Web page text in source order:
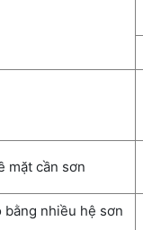
mặt cần sơn
nhiều hệ sơn